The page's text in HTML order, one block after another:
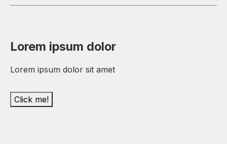
Lorem ipsum dolor
Lorem ipsum dolor sit amet
Click me!